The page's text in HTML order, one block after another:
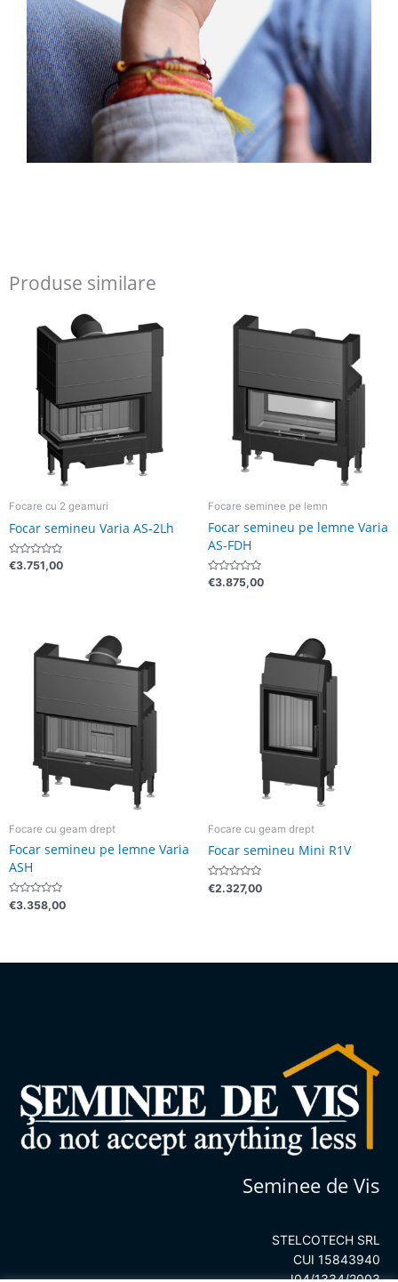
Produse similare
Focare cu 2 geamuri
Focar semineu Varia AS-2Lh
Evaluat
€3.751,00
Focare seminee pe lemn
Focar semineu pe lemne Varia
AS-FDH
Evaluat
€3.875,00
Focare cu geam drept
Focar semineu pe lemne Varia
ASH
Evaluat
la
€3.358,00
Focare cu geam drept
Focar semineu Mini R1V
Evaluat
la
€2.327,00
Seminee de Vis
STELCOTECH SRL
CUI 15843940
J04/1334/2003